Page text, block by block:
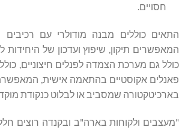
חסויים.
התאים כוללים מבנה מודולרי עם רכיבים
המאפשרים תיקון, שיפוץ ועדכון של היחידות
כולל גם מערכת הצמדה לפנלים חיצוניים, כולל
פאנלים אקוסטיים בהתאמה אישית,
בארכיטקטורה שמסביב או לבלוט כנקודת
"מעצבים ולקוחות בארה"ב ובקנדה רוצים